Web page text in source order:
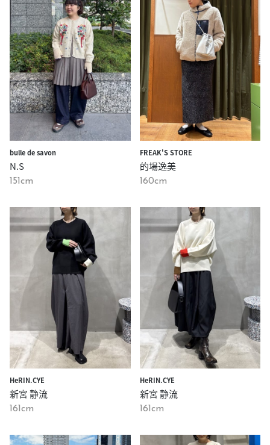
bulle de savon
N.S
151cm
FREAK'S STORE
的場逸美
160cm
HeRIN.CYE
新宮 静流
161cm
HeRIN.CYE
新宮 静流
161cm